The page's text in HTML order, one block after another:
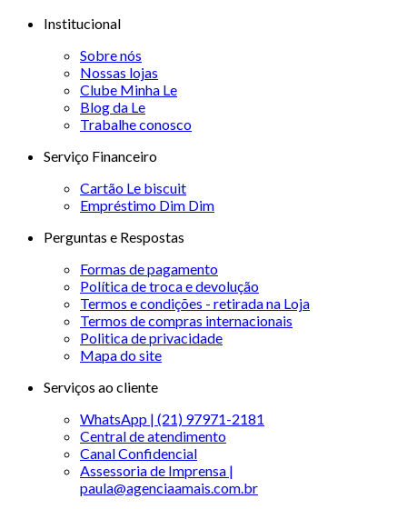
Institucional
Sobre nós
Nossas lojas
Clube Minha Le
Blog da Le
Trabalhe conosco
Serviço Financeiro
Cartão Le biscuit
Empréstimo Dim Dim
Perguntas e Respostas
Formas de pagamento
Política de troca e devolução
Termos e condições - retirada na Loja
Termos de compras internacionais
Politica de privacidade
Mapa do site
Serviços ao cliente
WhatsApp | (21) 97971-2181
Central de atendimento
Canal Confidencial
Assessoria de Imprensa |
paula@agenciaamais.com.br